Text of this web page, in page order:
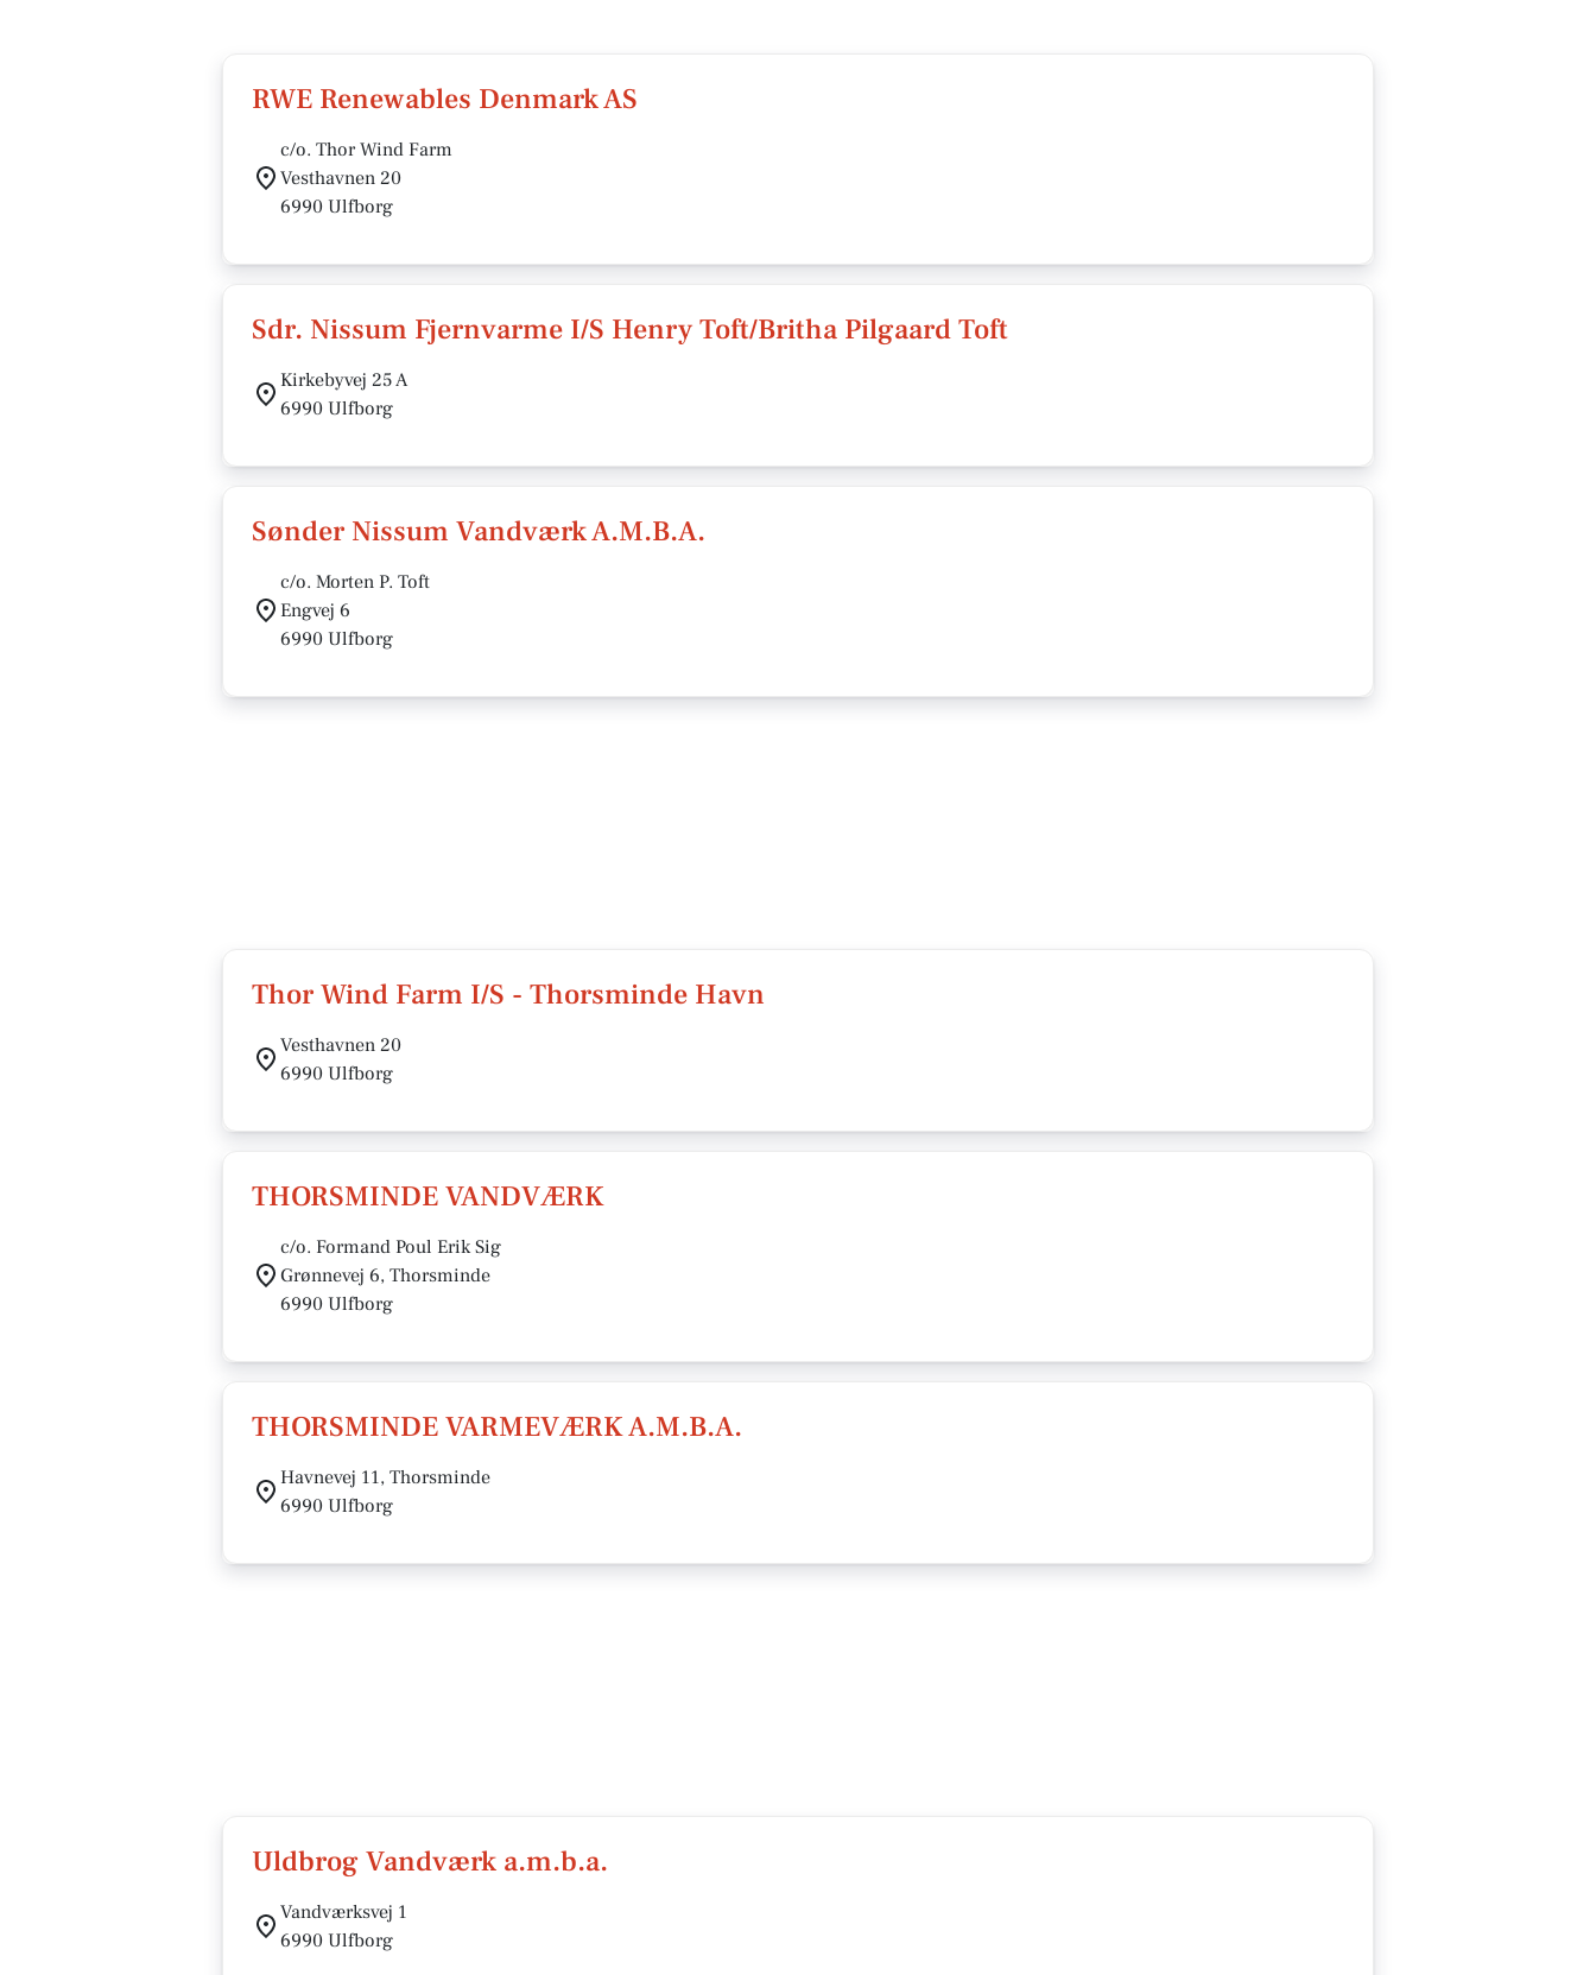
RWE Renewables Denmark AS
c/o. Thor Wind Farm
Vesthavnen 20
6990 Ulfborg
Sdr. Nissum Fjernvarme I/S Henry Toft/Britha Pilgaard Toft
Kirkebyvej 25 A
6990 Ulfborg
Sønder Nissum Vandværk A.M.B.A.
c/o. Morten P. Toft
Engvej 6
6990 Ulfborg
Thor Wind Farm I/S - Thorsminde Havn
Vesthavnen 20
6990 Ulfborg
THORSMINDE VANDVÆRK
c/o. Formand Poul Erik Sig
Grønnevej 6, Thorsminde
6990 Ulfborg
THORSMINDE VARMEVÆRK A.M.B.A.
Havnevej 11, Thorsminde
6990 Ulfborg
Uldbrog Vandværk a.m.b.a.
Vandværksvej 1
6990 Ulfborg